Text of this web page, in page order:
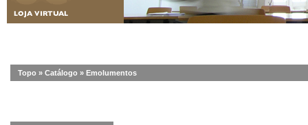
Topo » Catálogo » Emolumentos